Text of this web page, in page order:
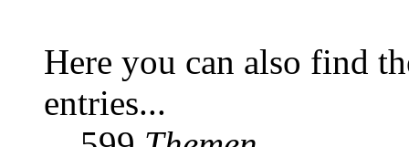
Here you can also find
entries...